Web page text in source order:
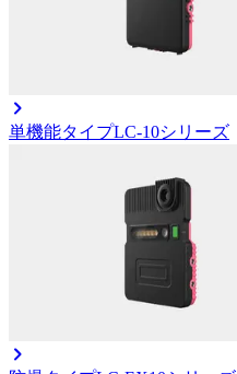
単機能タイプLC-10シリーズ